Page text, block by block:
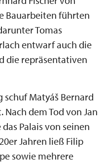
Bauarbeiten führten
Tomas
entwarf auch die
die repräsentativen
Matyáš Bernard
dem Tod von Jan
Palais von seinen
Jahren ließ Filip
sowie mehrere